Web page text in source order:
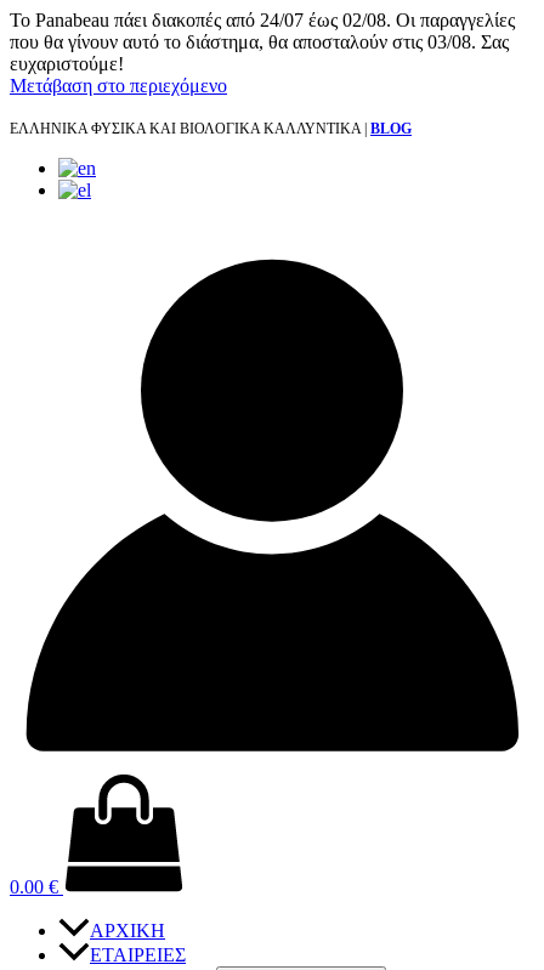
Το Panabeau πάει διακοπές από 24/07 έως 02/08. Οι παραγγελίες
που θα γίνουν αυτό το διάστημα, θα αποσταλούν στις 03/08. Σας
ευχαριστούμε!
Μετάβαση στο περιεχόμενο
ΕΛΛΗΝΙΚΑ ΦΥΣΙΚΑ ΚΑΙ ΒΙΟΛΟΓΙΚΑ ΚΑΛΛΥΝΤΙΚΑ | BLOG
0.00 €
ΑΡΧΙΚΗ
ΕΤΑΙΡΕΙΕΣ